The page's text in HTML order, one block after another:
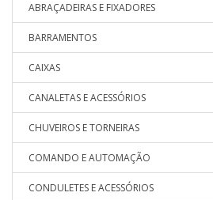
ABRAÇADEIRAS E FIXADORES
BARRAMENTOS
CAIXAS
CANALETAS E ACESSÓRIOS
CHUVEIROS E TORNEIRAS
COMANDO E AUTOMAÇÃO
CONDULETES E ACESSÓRIOS